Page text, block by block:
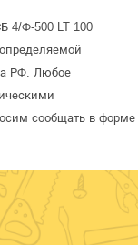
4/Ф-500 LT 100
РФ. Любое
сообщать в форме